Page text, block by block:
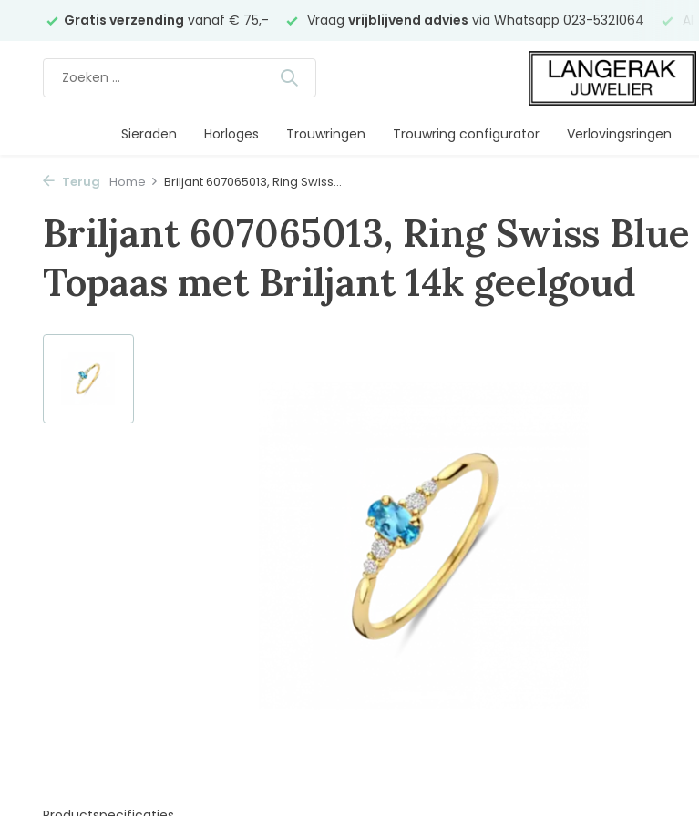
Gratis verzending vanaf € 75,- Vraag vrijblijvend advies via Whatsapp 023-5321064 Al
Sieraden Horloges Trouwringen Trouwring configurator Verlovingsringen
Terug Home Briljant 607065013, Ring Swiss...
Briljant 607065013, Ring Swiss Blue
Topaas met Briljant 14k geelgoud